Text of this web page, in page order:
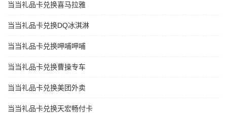
当当礼品卡兑换喜马拉雅
当当礼品卡兑换DQ冰淇淋
当当礼品卡兑换呷哺呷哺
当当礼品卡兑换曹操专车
当当礼品卡兑换美团外卖
当当礼品卡兑换天宏畅付卡